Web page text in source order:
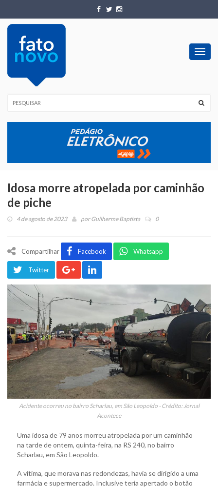
Idosa morre atropelada por caminhão
de piche
4 de agosto de 2023 porGuilherme Baptista 0
Compartilhar Facebook Whatsapp
Twitter
Acidente ocorreu no bairro Scharlau, em São Leopoldo - Crédito: Jornal
Acontece
Uma idosa de 79 anos morreu atropelada por um caminhão
na tarde de ontem, quinta-feira, na RS 240, no bairro
Scharlau, em São Leopoldo.
A vítima, que morava nas redondezas, havia se dirigido a uma
farmácia e supermercado. Inclusive teria apertado o botão